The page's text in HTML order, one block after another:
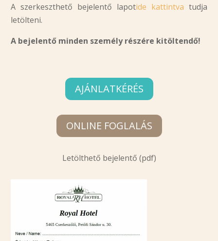
A szerkeszthető bejelentő lapotide kattintva tudja
letölteni.
A bejelentő minden személy részére kitöltendő!
AJÁNLATKÉRÉS
ONLINE FOGLALÁS
Letölthető bejelentő (pdf)